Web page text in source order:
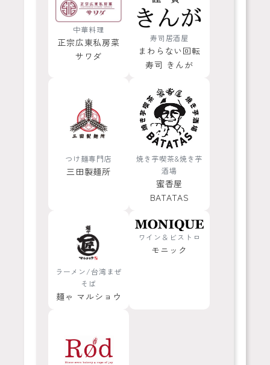
中華料理
正宗広東私房菜
サワダ
寿司居酒屋
まわらない回転
寿司 きんが
つけ麺専門店
三田製麺所
焼き芋喫茶&焼き芋
酒場
蜜香屋
BATATAS
ラーメン/台湾まぜ
そば
麺ゃ マルショウ
ワイン＆ビストロ
モニック